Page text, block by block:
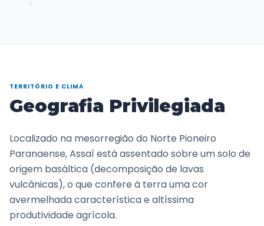
TERRITÓRIO E CLIMA
Geografia Privilegiada
Localizado na mesorregião do Norte Pioneiro
Paranaense, Assaí está assentado sobre um solo de
origem basáltica (decomposição de lavas
vulcânicas), o que confere à terra uma cor
avermelhada característica e altíssima
produtividade agrícola.